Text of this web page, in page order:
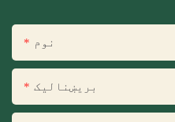
نوم
بریښنالیک